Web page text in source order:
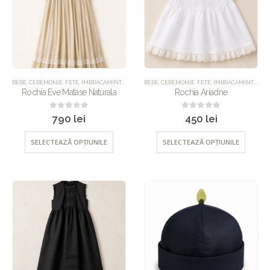
BEBE CEREMONIE FETE IMBRACAMINTE ROCHII,UNCATEGORIZED
Rochia Eve Matase Naturala
out of 5
790 lei
SELECTEAZĂ OPȚIUNILE
BEBE CEREMONIE FETE IMBRACAMINTE
Rochia Ariadne
out of 5
450 lei
SELECTEAZĂ OPȚIUNILE